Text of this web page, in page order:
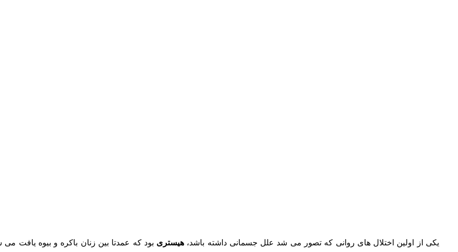
یکی از اولین اختلال های روانی که تصور می شد علل جسمانی داشته باشد، هیستری بود که عمدتا بین زنان باکره و بیوه یافت می